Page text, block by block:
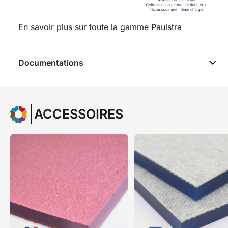
En savoir plus sur toute la gamme Paulstra
Documentations
ACCESSOIRES